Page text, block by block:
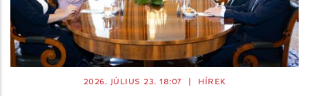
2026. JÚLIUS 23. 18:07 HÍREK